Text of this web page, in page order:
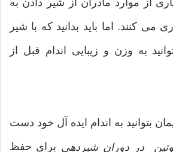
می کنند. اما باید بدانید که با شیر
به وزن و زیبایی اندام قبل از
بتوانید به اندام ایده آل خود دست
در دوران شیردهی برای حفظ